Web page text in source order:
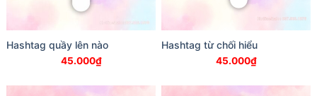
Hashtag quầy lên nào
45.000₫
Hashtag từ chối hiểu
45.000₫